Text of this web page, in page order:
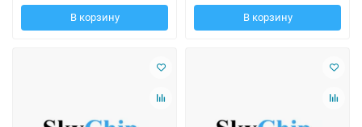
В корзину В корзину